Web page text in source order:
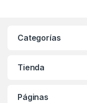
Categorías
Tienda
Páginas